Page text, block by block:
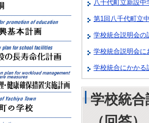
教育振興基本計画
学校施設の長寿命化計
業務量管理・健康確保
八千代町の学校
八千代町立新設
第1回八千代町立
学校統合説明会の
学校統合説明会に
学校統合にかかる
学校統